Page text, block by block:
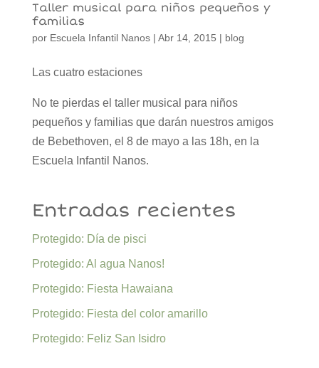
Taller musical para niños pequeños y
familias
por Escuela Infantil Nanos| Abr 14, 2015 | blog
Las cuatro estaciones
No te pierdas el taller musical para niños
pequeños y familias que darán nuestros amigos
de Bebethoven, el 8 de mayo a las 18h, en la
Escuela Infantil Nanos.
Entradas recientes
Protegido: Día de pisci
Protegido: Al agua Nanos!
Protegido: Fiesta Hawaiana
Protegido: Fiesta del color amarillo
Protegido: Feliz San Isidro